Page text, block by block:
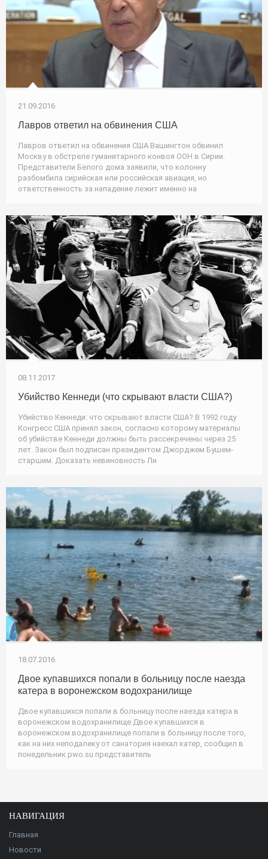
21.09.2016
Лавров ответил на обвинения США
Лавров ответил на обвинения США Вашингтон обвинил
Москву в обстреле гуманитарного конвоя ООН в Сирии.
Представители Белого дома заявили, что колонну
разбомбила сирийская или российская авиация, но
ответственность за нападение лежит именно на
08.11.2017
Убийство Кеннеди (что скрывают власти США?)
Убийство Кеннеди: что скрывают власти США? В 1992 году
Конгресс США принял закон, согласно которому материалы
об убийстве Кеннеди должны быть рассекречены через 25
лет. Закон был подписан президентом Джорджем Бушем-
старшим. Доказать невиновность Ли
18.07.2016
Двое купавшихся попали в больницу после наезда
катера в воронежском водохранилище
Двое купавшихся попали в больницу после наезда катера в
воронежском водохранилище Двое купавшихся в
воронежском водохранилище попали в больницу после того,
как на них неподалеку от санатория наехал катер, сообщил в
понедельник pwo.su представитель
НАВИГАЦИЯ
Главная
Новости